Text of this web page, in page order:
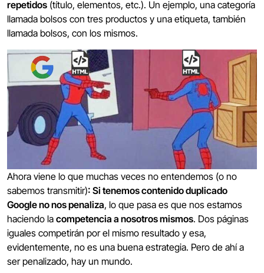
repetidos (título, elementos, etc.). Un ejemplo, una categoría
llamada bolsos con tres productos y una etiqueta, también
llamada bolsos, con los mismos.
Ahora viene lo que muchas veces no entendemos (o no
sabemos transmitir): Si tenemos contenido duplicado
Google no nos penaliza, lo que pasa es que nos estamos
haciendo la competencia a nosotros mismos. Dos páginas
iguales competirán por el mismo resultado y esa,
evidentemente, no es una buena estrategia. Pero de ahí a
ser penalizado, hay un mundo.